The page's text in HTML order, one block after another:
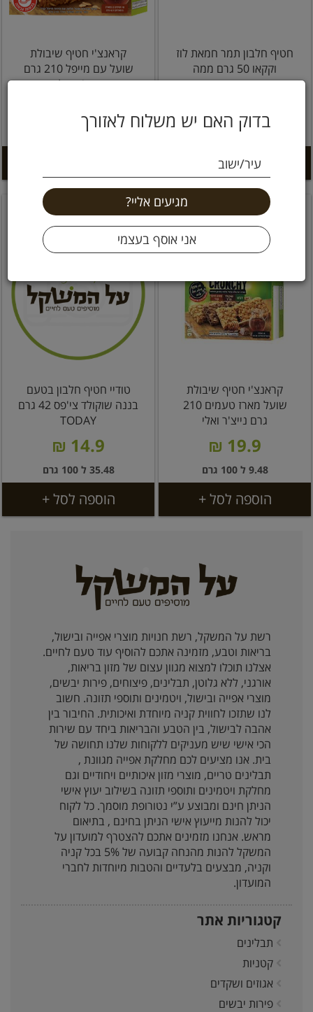
בדוק האם יש משלוח לאזורך
עיר/ישוב
חטיף חלבון תמר חמאת לוז
וקקאו 50 גרם ממה
הוספה לסל +
קראנצ'י חטיף שיבולת
שועל עם מייפל 210 גרם
נייצ'ר ואלי
קראנצ'י חטיף שיבולת
שועל מארז טעמים 210
גרם נייצ'ר ואלי
19.9 ₪
9.48 ל 100 גרם
הוספה לסל +
טודיי חטיף חלבון בטעם
בננה שוקולד צי'פס 42 גרם
TODAY
14.9 ₪
35.48 ל 100 גרם
הוספה לסל +
רשת על המשקל, רשת חנויות מוצרי אפייה ובישול,
בריאות וטבע, מזמינה אתכם להוסיף עוד טעם לחיים.
אצלנו תוכלו למצוא מגוון עצום של מזון בריאות,
אורגני, ללא גלוטן, תבלינים, פיצוחים, פירות יבשים,
מוצרי אפייה ובישול, ויטמינים ותוספי תזונה. חשוב
לנו שתזכו לחווית קניה מיוחדת ואיכותית. החיבור בין
אהבה לבישול, בין הטבע והבריאות ביחד עם שירות
הכי אישי שיש מעניקים ללקוחות שלנו תחושה של
בית. אנו מציעים לכם מחלקת אפייה מגוונת ,
תבלינים טריים, מוצרי מזון איכותיים ויחודיים וגם
מחלקת ויטמינים ותוספי תזונה בשילוב יעוץ אישי
הניתן חינם ומבוצע ע”י נטורופת מוסמך. כל לקוח
יכול להנות מייעוץ אישי הניתן בחינם , בתיאום
מראש. אנחנו מזמינים אתכם להצטרף למועדון על
המשקל להנות מהנחה קבועה של 5% בכל קניה
וקניה, מבצעים בלעדיים והטבות מיוחדות לחברי
המועדון.
קטגוריות אתר
תבלינים
קטניות
אגוזים ושקדים
פירות יבשים